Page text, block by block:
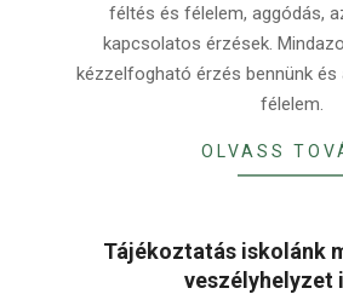
féltés és félelem, aggódás,
kapcsolatos érzések.
kézzelfogható érzés bennünk és
félelem.
OLVASS
Tájékoztatás iskolánk
veszélyhelyzet